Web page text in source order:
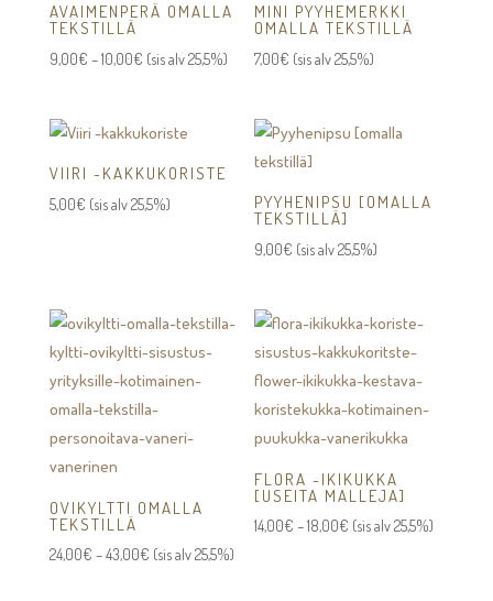
AVAIMENPERÄ OMALLA
TEKSTILLÄ
9,00€ –10,00€Hintaluokka:
10,00€
(sis alv 25,5%)
MINI PYYHEMERKKI
OMALLA TEKSTILLÄ
7,00€ (sis alv 25,5%)
VIIRI -KAKKUKORISTE
5,00€ (sis alv 25,5%) PYYHENIPSU [OMALLA
TEKSTILLÄ]
9,00€ (sis alv 25,5%)
OVIKYLTTI OMALLA
TEKSTILLÄ
24,00€ –43,00€Hintaluokka:
(sis alv 25,5%)
FLORA -IKIKUKKA
[USEITA MALLEJA]
14,00€ –18,00€ Hintaluokka:
(sis alv 25,5%)